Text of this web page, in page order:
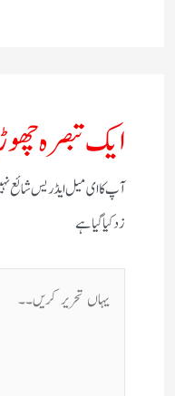
ایک تبصرہ
آپ کا ای میل ایڈریس شائع
زد کیا گیا ہے
یہاں
تحریر